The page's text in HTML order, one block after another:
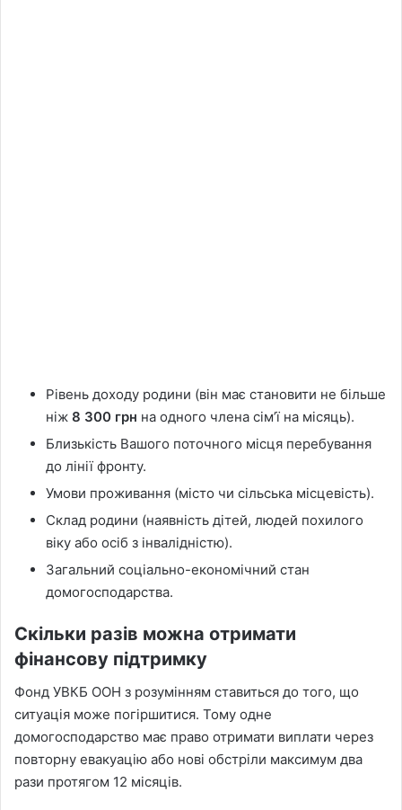
Рівень доходу родини (він має становити не більше
ніж 8 300 грн на одного члена сім’ї на місяць).
Близькість Вашого поточного місця перебування
до лінії фронту.
Умови проживання (місто чи сільська місцевість).
Склад родини (наявність дітей, людей похилого
віку або осіб з інвалідністю).
Загальний соціально-економічний стан
домогосподарства.
Скільки разів можна отримати
фінансову підтримку
Фонд УВКБ ООН з розумінням ставиться до того, що
ситуація може погіршитися. Тому одне
домогосподарство має право отримати виплати через
повторну евакуацію або нові обстріли максимум два
рази протягом 12 місяців.